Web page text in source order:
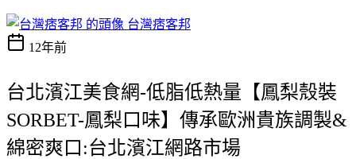
台灣痞客邦
12年前
台北濱江美食網-低脂低熱量【鳳梨殼裝
SORBET-鳳梨口味】傳承歐洲貴族調製&
綿密爽口:台北濱江網路市場